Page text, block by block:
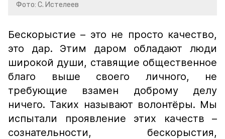
Фото: С. Истелеев
Бескорыстие – это не просто качество,
это дар. Этим даром обладают люди
широкой души, ставящие общественное
благо выше своего личного, не
требующие взамен доброму делу
ничего. Таких называют волонтёры. Мы
испытали проявление этих качеств –
сознательности, бескорыстия,